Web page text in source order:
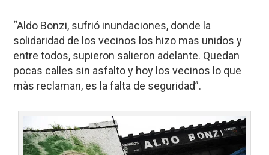
“Aldo Bonzi, sufrió inundaciones, donde la
solidaridad de los vecinos los hizo mas unidos y
entre todos, supieron salieron adelante. Quedan
pocas calles sin asfalto y hoy los vecinos lo que
màs reclaman, es la falta de seguridad”.